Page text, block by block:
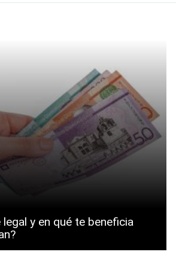
legal y en qué te beneficia